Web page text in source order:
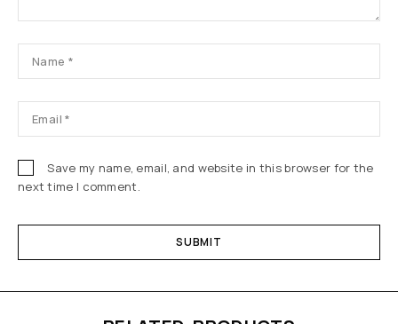
Save my name, email, and website in this browser for the
next time I comment.